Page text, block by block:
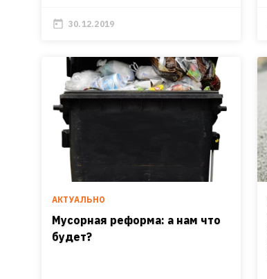
30.12.2019
АКТУАЛЬНО
Мусорная реформа: а нам что
будет?